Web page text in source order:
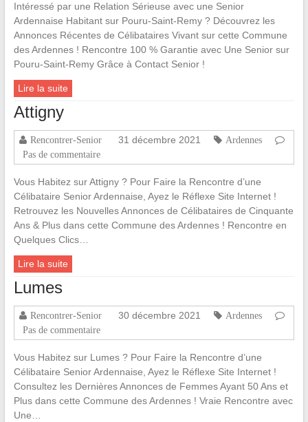
Intéressé par une Relation Sérieuse avec une Senior
Ardennaise Habitant sur Pouru-Saint-Remy ? Découvrez les
Annonces Récentes de Célibataires Vivant sur cette Commune
des Ardennes ! Rencontre 100 % Garantie avec Une Senior sur
Pouru-Saint-Remy Grâce à Contact Senior !
Lire la suite
Attigny
Rencontrer-Senior 31 décembre 2021
Ardennes
Pas de commentaire
Vous Habitez sur Attigny ? Pour Faire la Rencontre d’une
Célibataire Senior Ardennaise, Ayez le Réflexe Site Internet !
Retrouvez les Nouvelles Annonces de Célibataires de Cinquante
Ans & Plus dans cette Commune des Ardennes ! Rencontre en
Quelques Clics…
Lire la suite
Lumes
Rencontrer-Senior 30 décembre 2021
Ardennes
Pas de commentaire
Vous Habitez sur Lumes ? Pour Faire la Rencontre d’une
Célibataire Senior Ardennaise, Ayez le Réflexe Site Internet !
Consultez les Dernières Annonces de Femmes Ayant 50 Ans et
Plus dans cette Commune des Ardennes ! Vraie Rencontre avec
Une…